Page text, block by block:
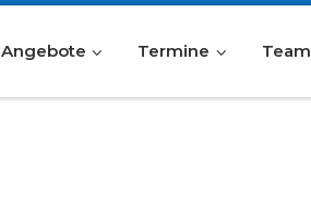
Angebote Termine Team